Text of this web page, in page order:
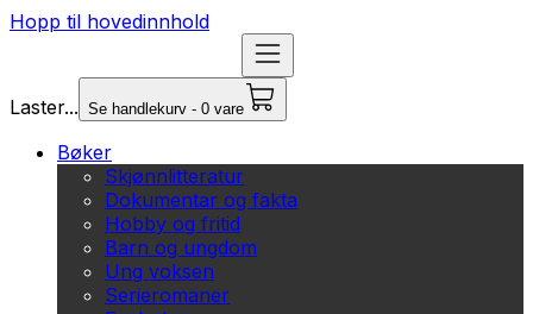
Hopp til hovedinnhold
Laster... Se handlekurv - 0 vare
Bøker
Skjønnlitteratur
Dokumentar og fakta
Hobby og fritid
Barn og ungdom
Ung voksen
Serieromaner